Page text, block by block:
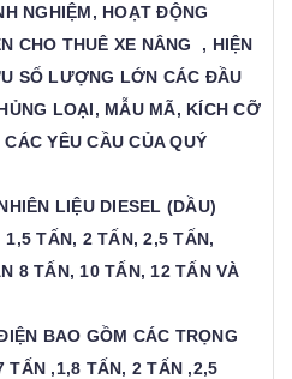
NGHIỆM, HOẠT ĐỘNG
CHO THUÊ XE NÂNG , HIỆN
SỐ LƯỢNG LỚN CÁC ĐẦU
LOẠI, MẪU MÃ, KÍCH CỠ
YÊU CẦU CỦA QUÝ
LIỆU DIESEL (DẦU)
TẤN, 2 TẤN, 2,5 TẤN,
8 TẤN, 10 TẤN, 12 TẤN VÀ
BAO GỒM CÁC TRỌNG
TẤN ,1,8 TẤN, 2 TẤN ,2,5